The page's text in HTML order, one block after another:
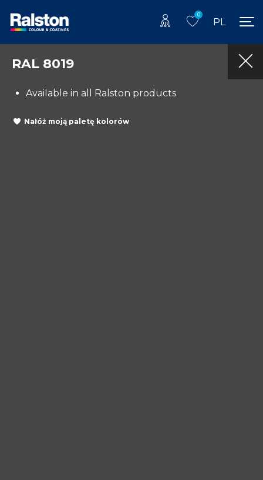
0
PL
RAL 8019
Available in all Ralston products
Nałóż moją paletę kolorów